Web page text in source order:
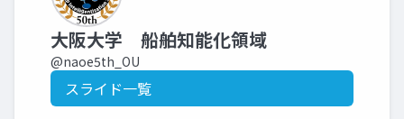
大阪大学 船舶知能化領域
@naoe5th_OU
スライド一覧